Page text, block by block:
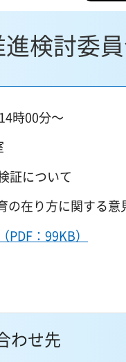
検討委
時00分～
証について
り方に関する意
：99KB）
わせ先